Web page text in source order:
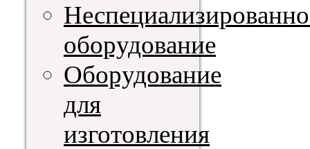
оборудование
Оборудование
для
изготовления